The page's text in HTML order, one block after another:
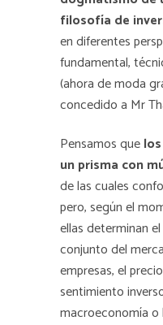
filosofía de
en diferentes
fundamental,
(ahora de moda
concedido a Mr
Pensamos que
un prisma con
de las cuales
pero, según el
ellas determinan
conjunto del
empresas, el
sentimiento
macroeconomía